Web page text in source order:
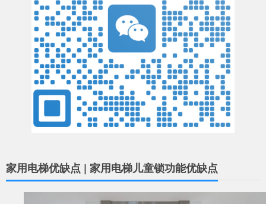
家用电梯优缺点 | 家用电梯儿童锁功能优缺点